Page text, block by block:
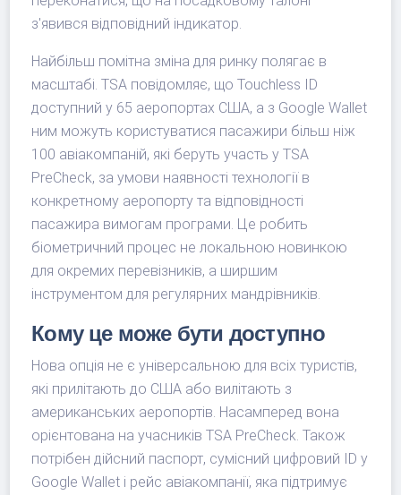
з'явився відповідний індикатор.
Найбільш помітна зміна для ринку полягає в
масштабі. TSA повідомляє, що Touchless ID
доступний у 65 аеропортах США, а з Google Wallet
ним можуть користуватися пасажири більш ніж
100 авіакомпаній, які беруть участь у TSA
PreCheck, за умови наявності технології в
конкретному аеропорту та відповідності
пасажира вимогам програми. Це робить
біометричний процес не локальною новинкою
для окремих перевізників, а ширшим
інструментом для регулярних мандрівників.
Кому це може бути доступно
Нова опція не є універсальною для всіх туристів,
які прилітають до США або вилітають з
американських аеропортів. Насамперед вона
орієнтована на учасників TSA PreCheck. Також
потрібен дійсний паспорт, сумісний цифровий ID у
Google Wallet і рейс авіакомпанії, яка підтримує